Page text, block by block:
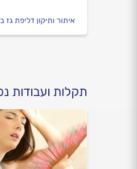
איתור ותיקון דליפת גז
תקלות ועבודות